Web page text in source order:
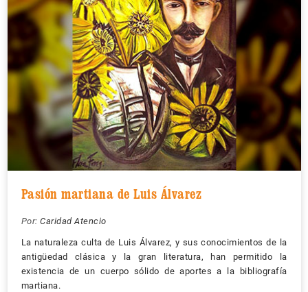
Pasión martiana de Luis Álvarez
Por: Caridad Atencio
La naturaleza culta de Luis Álvarez, y sus conocimientos de la
antigüedad clásica y la gran literatura, han permitido la
existencia de un cuerpo sólido de aportes a la bibliografía
martiana.